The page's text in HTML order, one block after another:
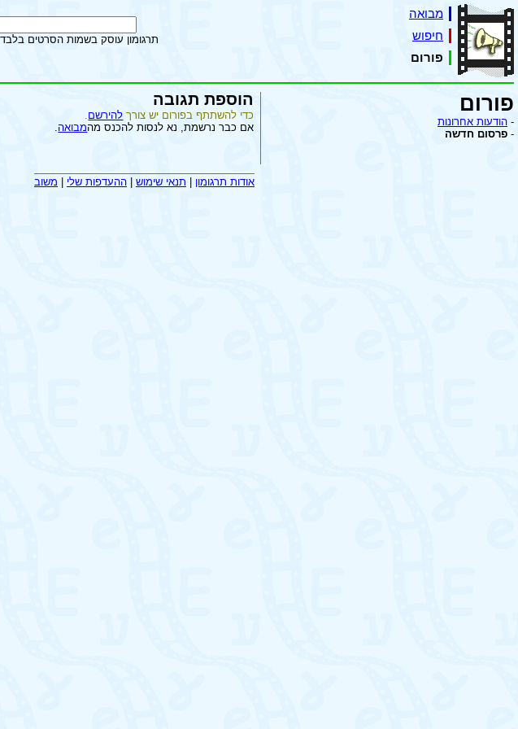
מבואה
חיפוש
פורום
תרגומון עוסק בשמות הסרטים בלבד
פורום
- הודעות אחרונות
- פרסום חדשה
הוספת תגובה
כדי להשתתף בפורום יש צורך להירשם.
אם כבר נרשמת, נא לנסות להכנס מהמבואה.
אודות תרגומון תנאי שימוש ההעדפות שלי משוב